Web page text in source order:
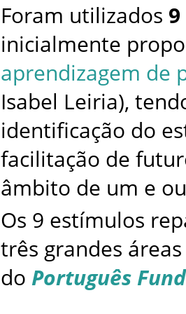
Foram utilizados
inicialmente
aprendizagem de
Isabel Leiria),
identificação do
facilitação de
âmbito de um e
Os 9 estímulos
três grandes
do Português